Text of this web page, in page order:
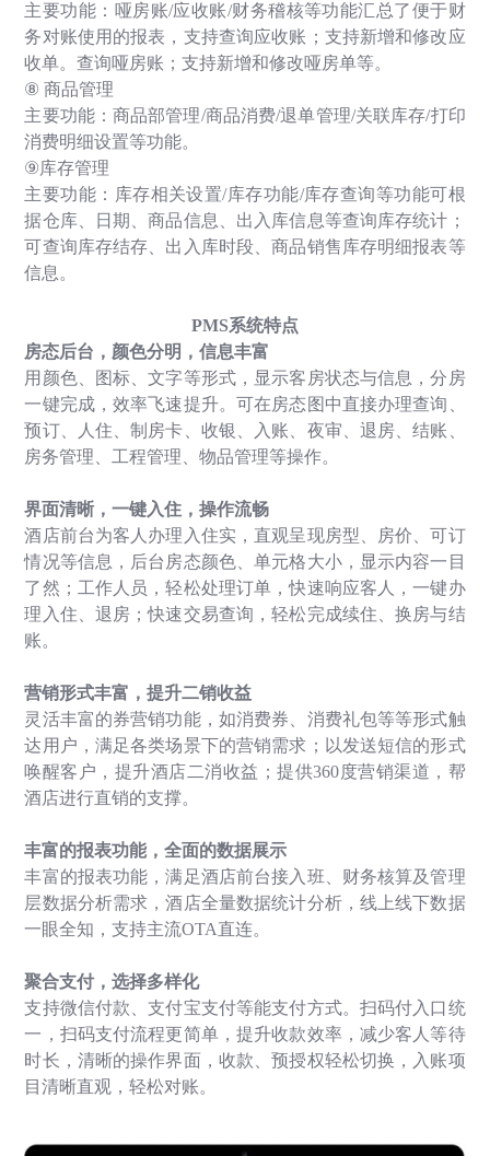
主要功能：哑房账/应收账/财务稽核等功能汇总了便于财
务对账使用的报表，支持查询应收账；支持新增和修改应
收单。查询哑房账；支持新增和修改哑房单等。
⑧商品管理
主要功能：商品部管理/商品消费/退单管理/关联库存/打印
消费明细设置等功能。
⑨库存管理
主要功能：库存相关设置/库存功能/库存查询等功能可根
据仓库、日期、商品信息、出入库信息等查询库存统计；
可查询库存结存、出入库时段、商品销售库存明细报表等
信息。
PMS系统特点
房态后台，颜色分明，信息丰富
用颜色、图标、文字等形式，显示客房状态与信息，分房
一键完成，效率飞速提升。可在房态图中直接办理查询、
预订、人住、制房卡、收银、入账、夜审、退房、结账、
房务管理、工程管理、物品管理等操作。
界面清晰，一键入住，操作流畅
酒店前台为客人办理入住实，直观呈现房型、房价、可订
情况等信息，后台房态颜色、单元格大小，显示内容一目
了然；工作人员，轻松处理订单，快速响应客人，一键办
理入住、退房；快速交易查询，轻松完成续住、换房与结
账。
营销形式丰富，提升二销收益
灵活丰富的券营销功能，如消费券、消费礼包等等形式触
达用户，满足各类场景下的营销需求；以发送短信的形式
唤醒客户，提升酒店二消收益；提供360度营销渠道，帮
酒店进行直销的支撑。
丰富的报表功能，全面的数据展示
丰富的报表功能，满足酒店前台接入班、财务核算及管理
层数据分析需求，酒店全量数据统计分析，线上线下数据
一眼全知，支持主流OTA直连。
聚合支付，选择多样化
支持微信付款、支付宝支付等能支付方式。扫码付入口统
一，扫码支付流程更简单，提升收款效率，减少客人等待
时长，清晰的操作界面，收款、预授权轻松切换，入账项
目清晰直观，轻松对账。